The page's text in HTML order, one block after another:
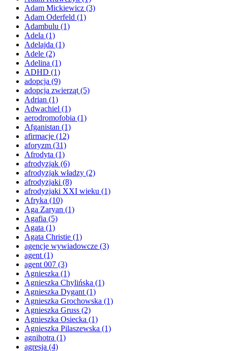
Adam Mickiewicz (3)
Adam Oderfeld (1)
Adambulu (1)
Adela (1)
Adelajda (1)
Adele (2)
Adelina (1)
ADHD (1)
adopcja (9)
adopcja zwierząt (5)
Adrian (1)
Adwachiel (1)
aerodromofobia (1)
Afganistan (1)
afirmacje (12)
aforyzm (31)
Afrodyta (1)
afrodyzjak (6)
afrodyzjak władzy (2)
afrodyzjaki (8)
afrodyzjaki XXI wieku (1)
Afryka (10)
Aga Zaryan (1)
Agafia (5)
Agata (1)
Agata Christie (1)
agencje wywiadowcze (3)
agent (1)
agent 007 (3)
Agnieszka (1)
Agnieszka Chylińska (1)
Agnieszka Dygant (1)
Agnieszka Grochowska (1)
Agnieszka Gruss (2)
Agnieszka Osiecka (1)
Agnieszka Pilaszewska (1)
agnihotra (1)
agresja (4)